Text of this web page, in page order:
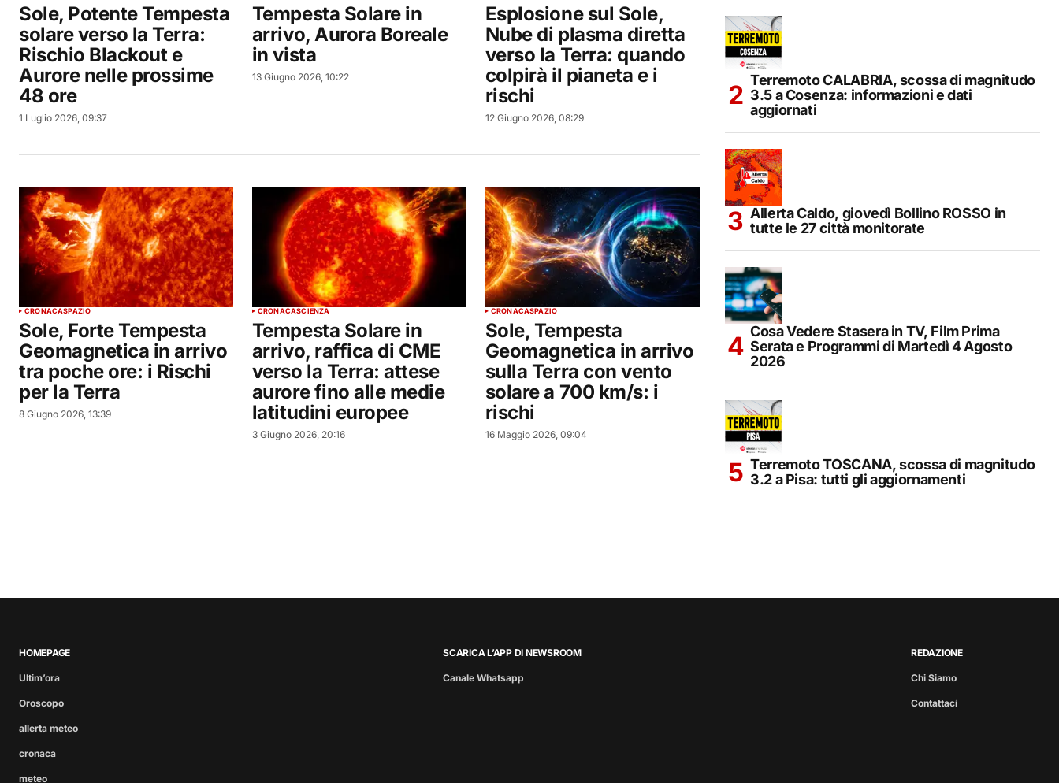
Sole, Potente Tempesta
solare verso la Terra:
Rischio Blackout e
Aurore nelle prossime
48 ore
1 Luglio 2026, 09:37
Tempesta Solare in
arrivo, Aurora Boreale
in vista
13 Giugno 2026, 10:22
Esplosione sul Sole,
Nube di plasma diretta
verso la Terra: quando
colpirà il pianeta e i
rischi
12 Giugno 2026, 08:29
CRONACASPAZIO
Sole, Forte Tempesta
Geomagnetica in arrivo
tra poche ore: i Rischi
per la Terra
8 Giugno 2026, 13:39
CRONACASCIENZA
Tempesta Solare in
arrivo, raffica di CME
verso la Terra: attese
aurore fino alle medie
latitudini europee
3 Giugno 2026, 20:16
CRONACASPAZIO
Sole, Tempesta
Geomagnetica in arrivo
sulla Terra con vento
solare a 700 km/s: i
rischi
16 Maggio 2026, 09:04
Terremoto CALABRIA, scossa di magnitudo
3.5 a Cosenza: informazioni e dati
aggiornati
Allerta Caldo, giovedì Bollino ROSSO in
tutte le 27 città monitorate
Cosa Vedere Stasera in TV, Film Prima
Serata e Programmi di Martedì 4 Agosto
2026
Terremoto TOSCANA, scossa di magnitudo
3.2 a Pisa: tutti gli aggiornamenti
HOMEPAGE
Ultim’ora
Oroscopo
allerta meteo
cronaca
meteo
SCARICA L’APP DI NEWSROOM
Canale Whatsapp
REDAZIONE
Chi Siamo
Contattaci